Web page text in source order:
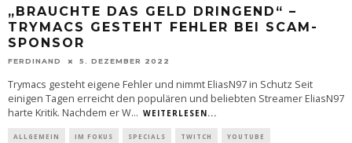
„BRAUCHTE DAS GELD DRINGEND“ –
TRYMACS GESTEHT FEHLER BEI SCAM-
SPONSOR
FERDINAND 5. DEZEMBER 2022
Trymacs gesteht eigene Fehler und nimmt EliasN97 in Schutz Seit
einigen Tagen erreicht den populären und beliebten Streamer EliasN97
harte Kritik. Nachdem er W... WEITERLESEN...
ALLGEMEIN IM FOKUS SPECIALS TWITCH YOUTUBE